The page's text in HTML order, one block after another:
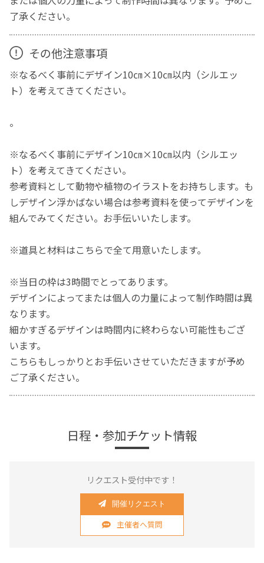
了承ください。
その他注意事項
※なるべく事前にデザイン10㎝×10㎝以内（シルエッ
ト）を考えてきてください。
。
※なるべく事前にデザイン10㎝×10㎝以内（シルエッ
ト）を考えてきてください。
参考資料として動物や植物のイラストをお持ちします。も
しデザイン浮かばない場合は参考資料を使ってデザインを
組んでみてください。お手伝いいたします。
※道具と材料はこちらで全て用意いたします。
※当日の枠は3時間でとってあります。
デザインによってまたは個人の力量によって制作時間は異
なります。
細かすぎるデザインは時間内に終わらない可能性もござ
います。
こちらもしっかりとお手伝いさせていただきますが予め
ご了承ください。
日程・参加チケット情報
リクエスト受付中です！
開催リクエスト
主催者へ質問